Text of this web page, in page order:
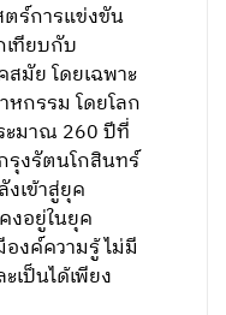
ร์การแข่งขัน
ทียบกับ
มัย โดยเฉพาะ
กรรม โดยโลก
ะมาณ 260 ปีที่
รุงรัตนโกสินทร์
เข้าสู่ยุค
งอยู่ในยุค
งค์ความรู้ ไม่มี
เป็นได้เพียง